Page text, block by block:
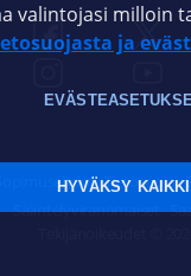
Sopimusehdot Tietosuoja
Sääntelyviranomaiset
valintojasi milloin
ja
HYVÄKSY KAIKKI